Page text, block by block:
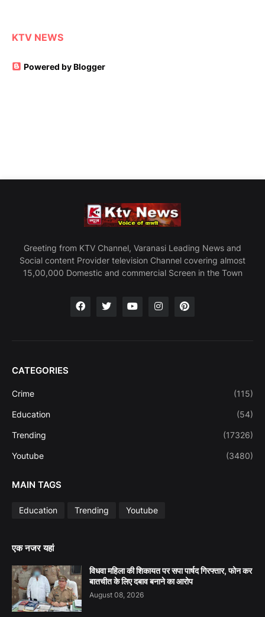
KTV NEWS
Powered by Blogger
Greeting from KTV Channel, Varanasi Leading News and
Social content Provider television Channel covering almost
15,00,000 Domestic and commercial Screen in the Town
CATEGORIES
Crime (115)
Education (54)
Trending (17326)
Youtube (3480)
MAIN TAGS
Education Trending Youtube
एक नजर यहां
विधवा महिला की शिकायत पर सपा पार्षद गिरफ्तार, फोन कर
बातचीत के लिए दबाव बनाने का आरोप
August 08, 2026